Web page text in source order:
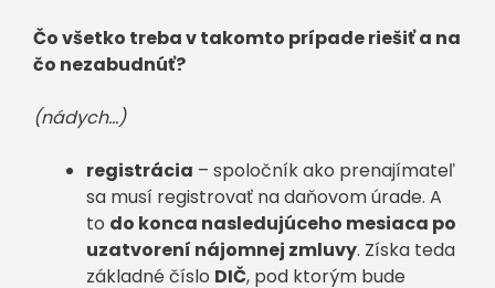
Čo všetko treba v takomto prípade riešiť a na
čo nezabudnúť?
(nádych…)
registrácia – spoločník ako prenajímateľ
sa musí registrovať na daňovom úrade. A
to do konca nasledujúceho mesiaca po
uzatvorení nájomnej zmluvy. Získa teda
základné číslo DIČ, pod ktorým bude